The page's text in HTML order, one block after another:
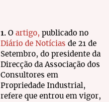
1. O artigo, publicado no
Diário de Notícias de 21 de
Setembro, do presidente da
Direcção da Associação dos
Consultores em
Propriedade Industrial,
refere que entrou em vigor,